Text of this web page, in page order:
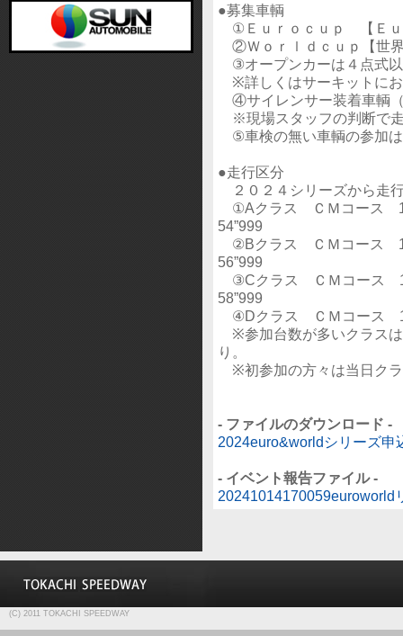
●募集車輌
①Ｅｕｒｏｃｕｐ 【Ｅｕ
②Ｗｏｒｌｄｃｕｐ【世
③オープンカーは４点式
※詳しくはサーキットに
④サイレンサー装着車輌
※現場スタッフの判断で
⑤車検の無い車輌の参加
●走行区分
２０２４シリーズから走
①Aクラス ＣＭコース
54”999
②Bクラス ＣＭコース
56”999
③Cクラス ＣＭコース
58”999
④Dクラス ＣＭコー
※参加台数が多いクラスは
り。
※初参加の方々は当日ク
- ファイルのダウンロード -
2024euro&worldシリーズ申
- イベント報告ファイル -
20241014170059euroworld
(C) 2011 TOKACHI SPEEDWAY